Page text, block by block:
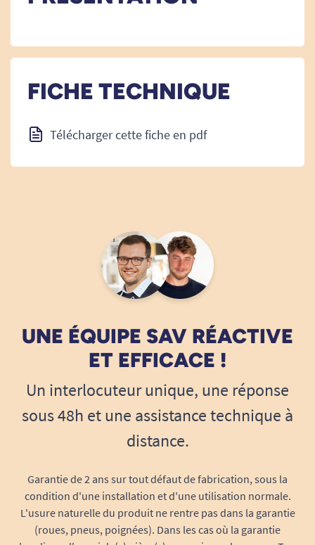
FICHE TECHNIQUE
Télécharger cette fiche en pdf
UNE ÉQUIPE SAV RÉACTIVE
ET EFFICACE !
Un interlocuteur unique, une réponse
sous 48h et une assistance technique à
distance.
Garantie de 2 ans sur tout défaut de fabrication, sous la
condition d'une installation et d'une utilisation normale.
L'usure naturelle du produit ne rentre pas dans la garantie
(roues, pneus, poignées). Dans les cas où la garantie